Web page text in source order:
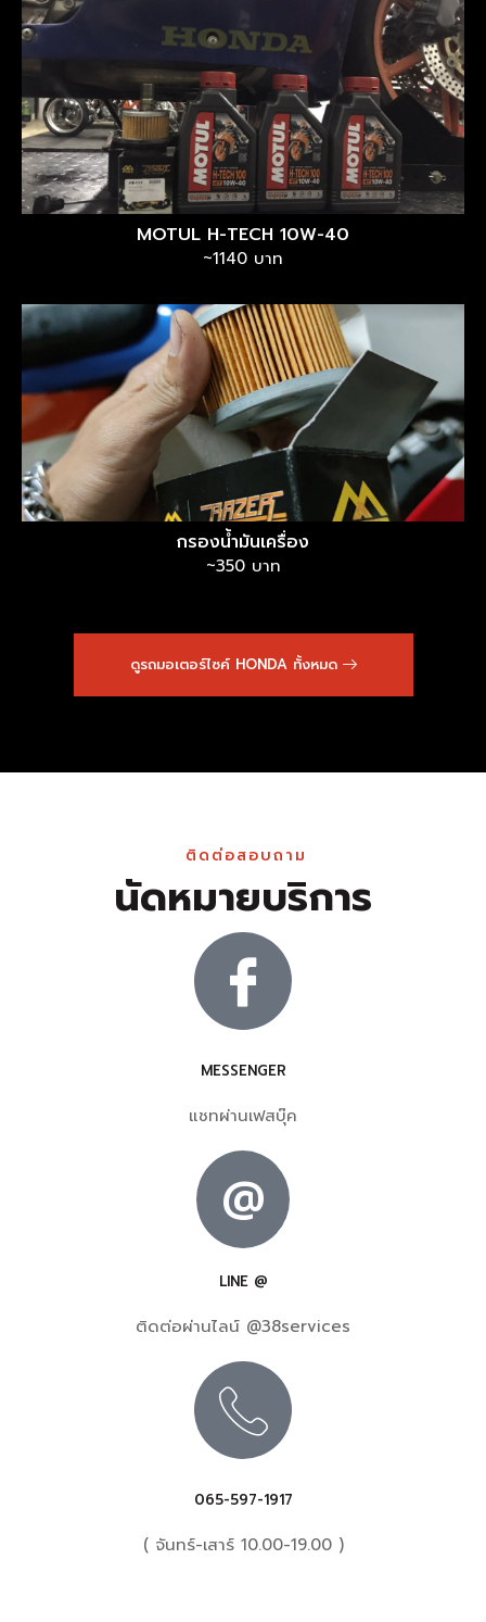
MOTUL H-TECH 10W-40
~1140 บาท
กรองน้ำมันเครื่อง
~350 บาท
ดูรถมอเตอร์ไซค์ HONDA ทั้งหมด
ติดต่อสอบถาม
นัดหมายบริการ
MESSENGER
แชทผ่านเฟสบุ๊ค
@
LINE @
ติดต่อผ่านไลน์ @38services
065-597-1917
( จันทร์-เสาร์ 10.00-19.00 )